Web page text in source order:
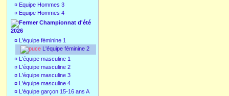
¤ Equipe Hommes 3
¤ Equipe Hommes 4
Championnat d'été
2026
¤ L'équipe féminine 1
L'équipe féminine 2
¤ L'équipe masculine 1
¤ L'équipe masculine 2
¤ L'équipe masculine 3
¤ L'équipe masculine 4
¤ L'équipe garçon 15-16 ans A